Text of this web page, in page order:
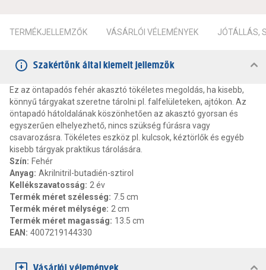
TERMÉKJELLEMZŐK VÁSÁRLÓI VÉLEMÉNYEK JÓTÁLLÁS,
Szakértőnk által kiemelt jellemzők
Ez az öntapadós fehér akasztó tökéletes megoldás, ha kisebb,
könnyű tárgyakat szeretne tárolni pl. falfelületeken, ajtókon. Az
öntapadó hátoldalának köszönhetően az akasztó gyorsan és
egyszerűen elhelyezhető, nincs szükség fúrásra vagy
csavarozásra. Tökéletes eszköz pl. kulcsok, kéztörlők és egyéb
kisebb tárgyak praktikus tárolására.
Szín: Fehér
Anyag: Akrilnitril-butadién-sztirol
Kellékszavatosság: 2 év
Termék méret szélesség: 7.5 cm
Termék méret mélysége: 2 cm
Termék méret magasság: 13.5 cm
EAN : 4007219144330